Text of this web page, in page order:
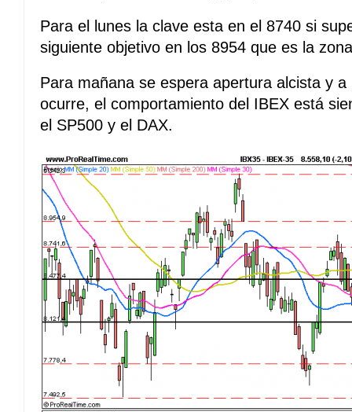
Para el lunes la clave esta en el 8740 si
siguiente objetivo en los 8954 que es la
Para mañana se espera apertura alcista y
ocurre, el comportamiento del IBEX está
el SP500 y el DAX.